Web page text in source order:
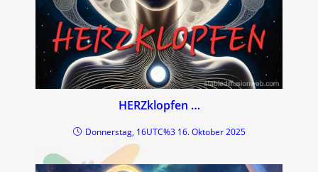
HERZklopfen …
Donnerstag, 16UTC%3 16. Oktober 2025